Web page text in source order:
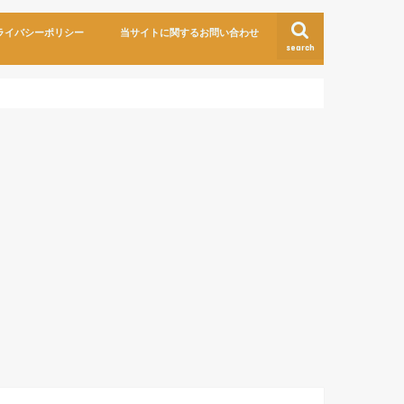
search
イバシーポリシー 当サイトに関するお問い合わせ